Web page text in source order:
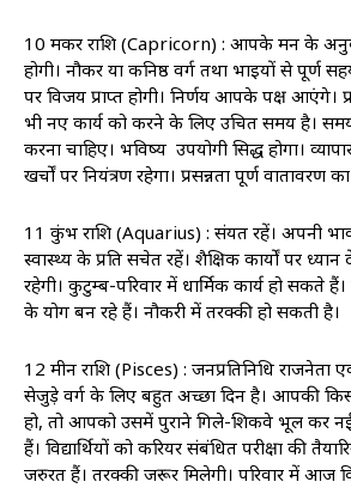
10 मकर राशि (Capricorn) : आपके मन के
होगी। नौकर या कनिष्ठ वर्ग तथा भाइयों से पूर्ण
पर विजय प्राप्त होगी। निर्णय आपके पक्ष आएंगे।
भी नए कार्य को करने के लिए उचित समय है।
करना चाहिए। भविष्य उपयोगी सिद्ध होगा।
खर्चों पर नियंत्रण रहेगा। प्रसन्नता पूर्ण वातावरण
11 कुंभ राशि (Aquarius) : संयत रहें। अपनी
स्वास्थ्‍य के प्रति सचेत रहें। शैक्षिक कार्यों पर
रहेगी। कुटुम्ब-परिवार में धार्मिक कार्य हो सकते
के योग बन रहे हैं। नौकरी में तरक्‍की हो सकती है।
12 मीन राशि (Pisces) : जनप्रतिनिधि राजनेता
सेजुड़े वर्ग के लिए बहुत अच्छा दिन है। आपकी
हो, तो आपको उसमें पुराने गिले-शिकवे भूल कर
हैं। विद्यार्थियों को करियर संबंधित परीक्षा की
जरुरत हैं। तरक्की जरूर मिलेगी। परिवार में आज